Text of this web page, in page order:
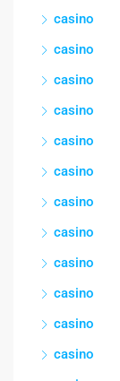
casino
casino
casino
casino
casino
casino
casino
casino
casino
casino
casino
casino